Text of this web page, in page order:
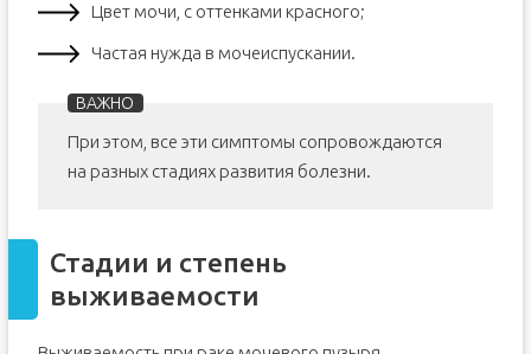
Цвет мочи, с оттенками красного;
Частая нужда в мочеиспускании.
При этом, все эти симптомы сопровождаются
на разных стадиях развития болезни.
Стадии и степень
выживаемости